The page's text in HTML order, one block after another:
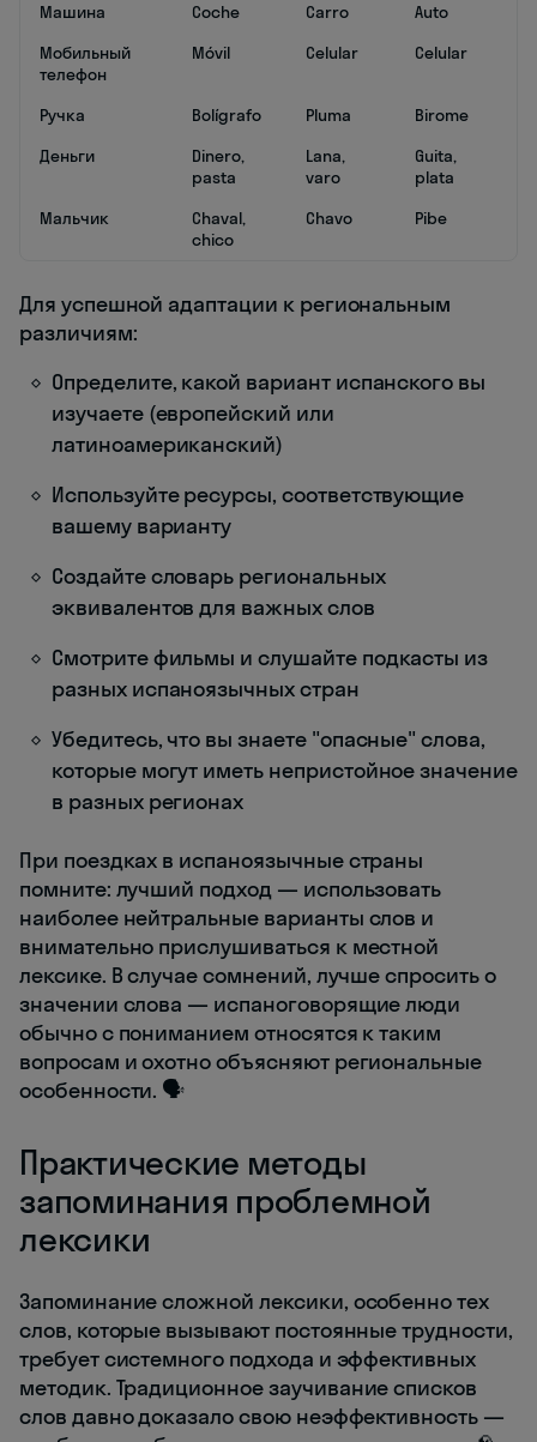
Машина
Coche Carro
Auto
Мобильный
телефон
Móvil Celular Celular
Ручка Bolígrafo Pluma
Birome
Деньги
Dinero,
pasta
Lana,
varo
Guita,
plata
Мальчик
Chaval,
chico
Chavo Pibe
Для успешной адаптации к региональным
различиям:
Определите, какой вариант испанского вы
изучаете (европейский или
латиноамериканский)
Используйте ресурсы, соответствующие
вашему варианту
Создайте словарь региональных
эквивалентов для важных слов
Смотрите фильмы и слушайте подкасты из
разных испаноязычных стран
Убедитесь, что вы знаете "опасные" слова,
которые могут иметь непристойное значение
в разных регионах
При поездках в испаноязычные страны
помните: лучший подход — использовать
наиболее нейтральные варианты слов и
внимательно прислушиваться к местной
лексике. В случае сомнений, лучше спросить о
значении слова — испаноговорящие люди
обычно с пониманием относятся к таким
вопросам и охотно объясняют региональные
особенности. 🗣️
Практические методы
запоминания проблемной
лексики
Запоминание сложной лексики, особенно тех
слов, которые вызывают постоянные трудности,
требует системного подхода и эффективных
методик. Традиционное заучивание списков
слов давно доказало свою неэффективность —